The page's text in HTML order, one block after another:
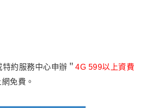
約服務中心申辦＂ 4G 599以上資費
免費。